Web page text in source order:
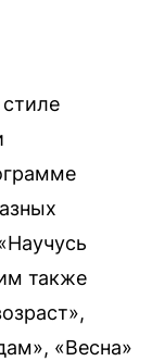
также
«Весна»